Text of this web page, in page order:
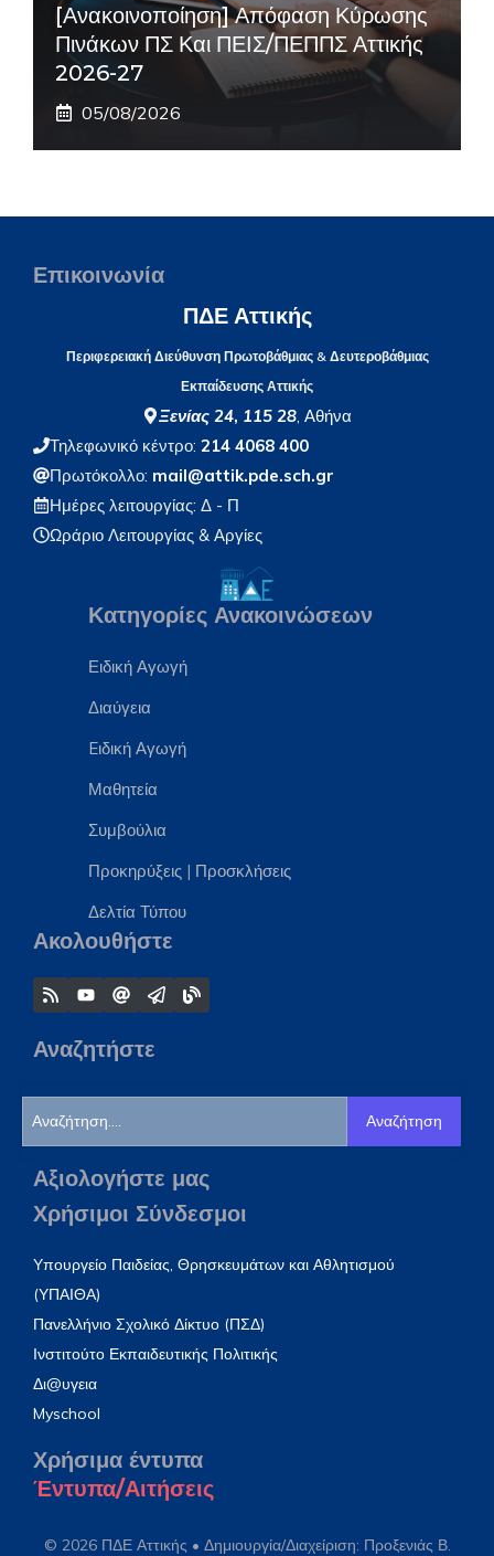
[Ανακοινοποίηση] Απόφαση Κύρωσης
Πινάκων ΠΣ Και ΠΕΙΣ/ΠΕΠΠΣ Αττικής
2026-27
05/08/2026
Επικοινωνία
ΠΔΕ Αττικής
Περιφερειακή Διεύθυνση Πρωτοβάθμιας & Δευτεροβάθμιας
Εκπαίδευσης Αττικής
Ξενίας 24, 115 28 , Αθήνα
Τηλεφωνικό κέντρο: 214 4068 400
Πρωτόκολλο: mail@attik.pde.sch.gr
Ημέρες λειτουργίας: Δ - Π
Ωράριο Λειτουργίας & Αργίες
Κατηγορίες Ανακοινώσεων
Ειδική Αγωγή
Διαύγεια
Eιδική Αγωγή
Μαθητεία
Συμβούλια
Προκηρύξεις | Προσκλήσεις
Δελτία Τύπου
Ακολουθήστε
Αναζητήστε
Αναζήτηση
Αξιολογήστε μας
Χρήσιμοι Σύνδεσμοι
Υπουργείο Παιδείας, Θρησκευμάτων και Αθλητισμού
(ΥΠΑΙΘΑ)
Πανελλήνιο Σχολικό Δίκτυο (ΠΣΔ)
Ινστιτούτο Εκπαιδευτικής Πολιτικής
Δι@υγεια
Myschool
Χρήσιμα έντυπα
Έντυπα/Αιτήσεις
© 2026 ΠΔΕ Αττικής • Δημιουργία/Διαχείριση: Προξενιάς Β.